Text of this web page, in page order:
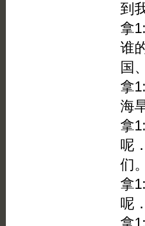
到
拿
谁
国
拿
海
拿
呢
们。
拿
呢
拿